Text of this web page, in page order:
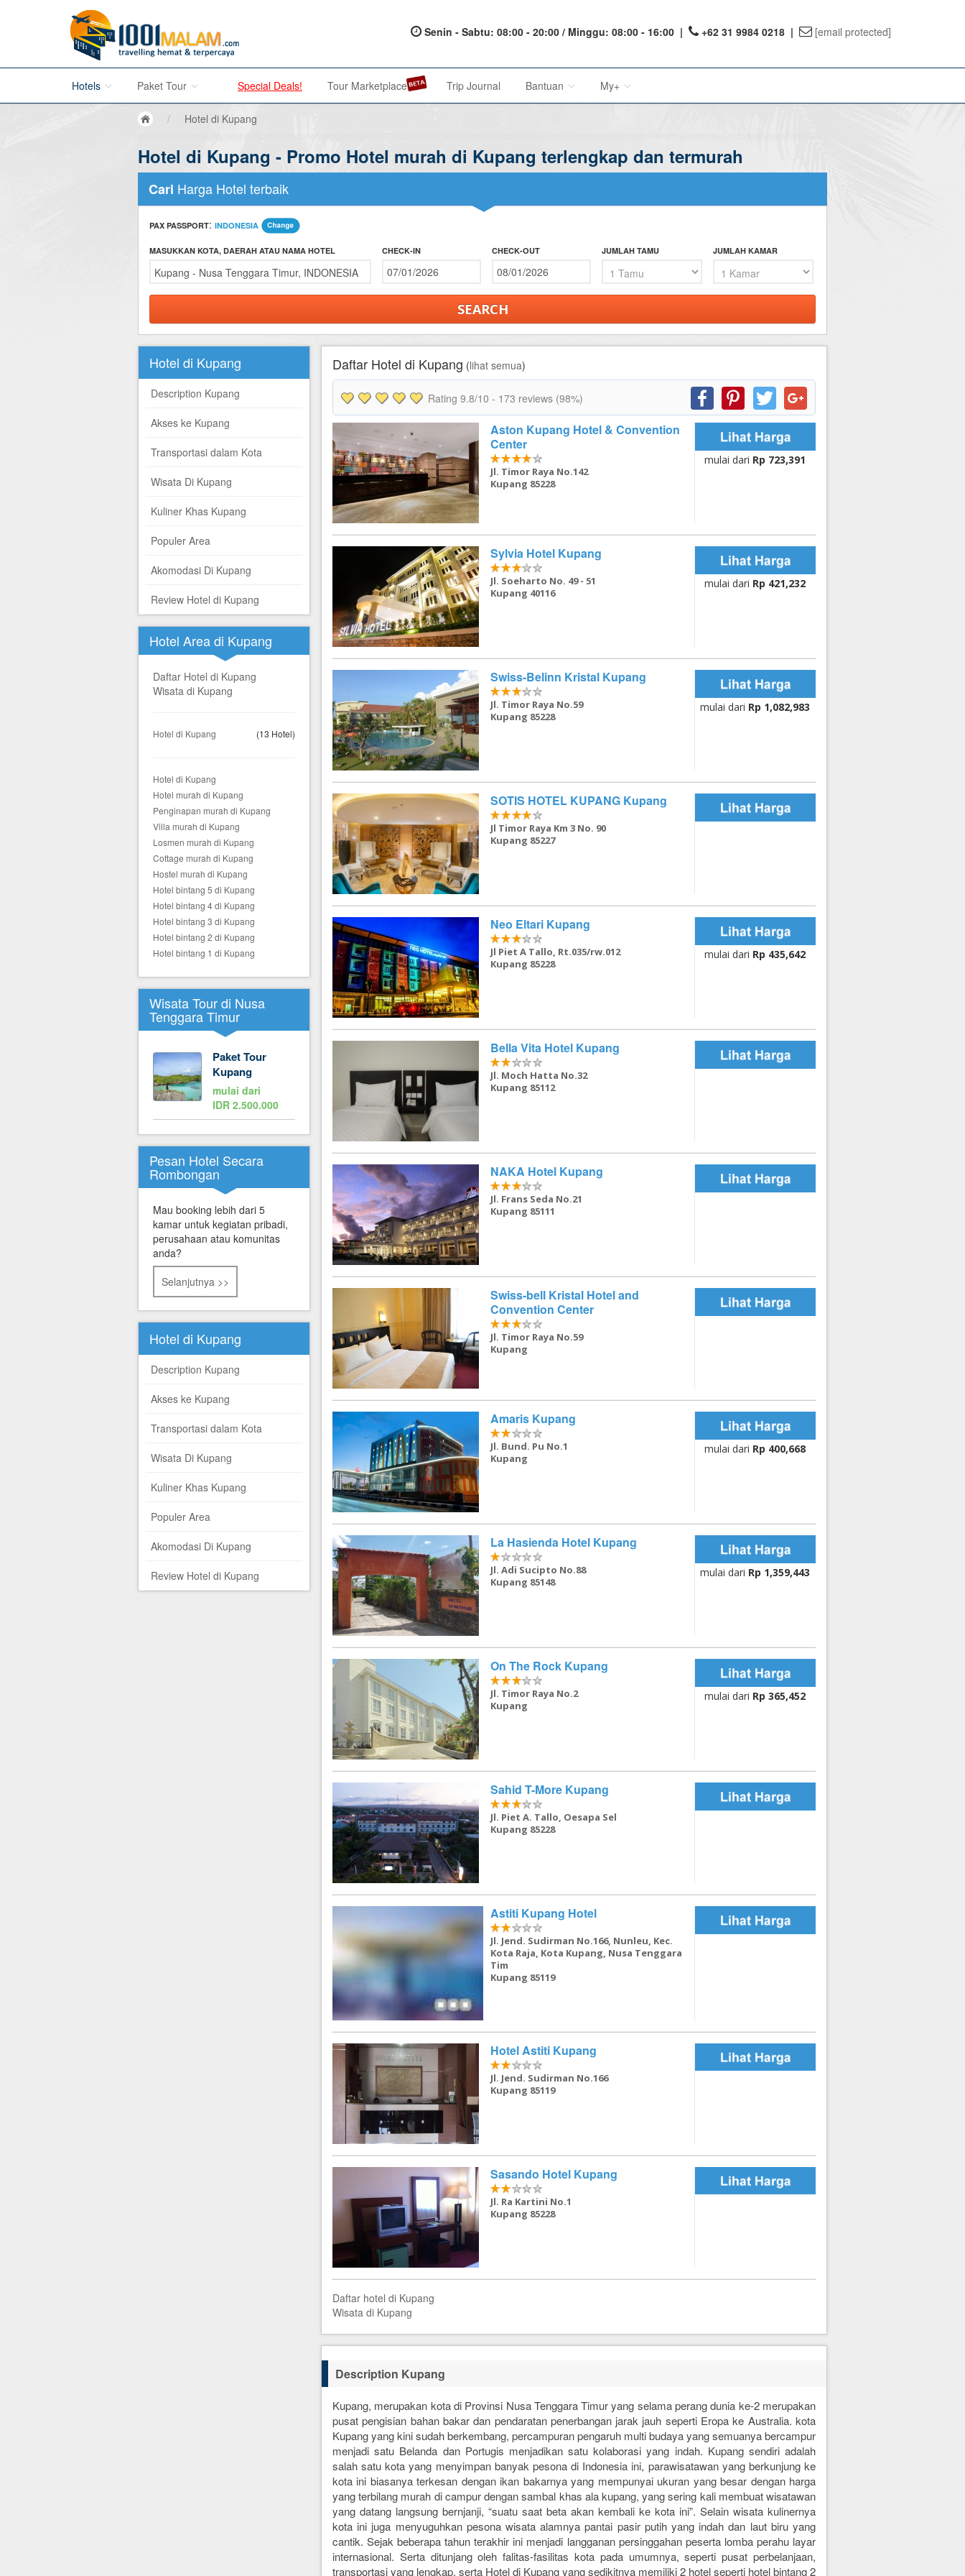
Senin - Sabtu: 08:00 - 20:00 / Minggu: 08:00 - 16:00 | +62 31 9984 0218 | [email protected]
Hotels
Hotel di Bandung
Hotel di Yogyakarta
Hotel di Solo (Surakarta)
Hotel di Semarang
Paket Tour
Promo Paket Tour Wisata
Tour di Bromo
Tour di Banyuwangi
Tour di Bali
Tour di Yogya
Tour di Komodo
Tour di Lombok
Tour di Flores
Tour di Danau Toba, Medan
Tour di Singapore
Special Deals! Tour Marketplace Trip Journal Bantuan
About Us
Terms of Service
Karir@1001malam
Saran & Keluhan
FAQ
My+
My Account
Affiliate Reward
/ Hotel di Kupang
Hotel di Kupang - Promo Hotel murah di Kupang terlengkap dan termurah
Cari Harga Hotel terbaik
PAX PASSPORT: INDONESIA
MASUKKAN KOTA, DAERAH ATAU NAMA HOTEL CHECK-IN CHECK-OUT JUMLAH TAMU JUMLAH KAMAR
Hotel di Kupang
Description Kupang
Akses ke Kupang
Transportasi dalam Kota
Wisata Di Kupang
Kuliner Khas Kupang
Populer Area
Akomodasi Di Kupang
Review Hotel di Kupang
Hotel Area di Kupang
Daftar Hotel di Kupang
Wisata di Kupang
Hotel di Kupang (13 Hotel)
Hotel di Kupang
Hotel murah di Kupang
Penginapan murah di Kupang
Villa murah di Kupang
Losmen murah di Kupang
Cottage murah di Kupang
Hostel murah di Kupang
Hotel bintang 5 di Kupang
Hotel bintang 4 di Kupang
Hotel bintang 3 di Kupang
Hotel bintang 2 di Kupang
Hotel bintang 1 di Kupang
Wisata Tour di Nusa
Tenggara Timur
Paket Tour
Kupang
mulai dari
IDR 2.500.000
Pesan Hotel Secara
Rombongan
Mau booking lebih dari 5
kamar untuk kegiatan pribadi,
perusahaan atau komunitas
anda?
Selanjutnya >>
Hotel di Kupang
Description Kupang
Akses ke Kupang
Transportasi dalam Kota
Wisata Di Kupang
Kuliner Khas Kupang
Populer Area
Akomodasi Di Kupang
Review Hotel di Kupang
Daftar Hotel di Kupang (lihat semua)
Rating 9.8/10 - 173 reviews (98%)
Aston Kupang Hotel & Convention
Center
Jl. Timor Raya No.142
Kupang 85228
mulai dari Rp 723,391
Sylvia Hotel Kupang
Jl. Soeharto No. 49 - 51
Kupang 40116
mulai dari Rp 421,232
Swiss-Belinn Kristal Kupang
Jl. Timor Raya No.59
Kupang 85228
mulai dari Rp 1,082,983
SOTIS HOTEL KUPANG Kupang
Jl Timor Raya Km 3 No. 90
Kupang 85227
Neo Eltari Kupang
Jl Piet A Tallo, Rt.035/rw.012
Kupang 85228
mulai dari Rp 435,642
Bella Vita Hotel Kupang
Jl. Moch Hatta No.32
Kupang 85112
NAKA Hotel Kupang
Jl. Frans Seda No.21
Kupang 85111
Swiss-bell Kristal Hotel and
Convention Center
Jl. Timor Raya No.59
Kupang
Amaris Kupang
Jl. Bund. Pu No.1
Kupang
mulai dari Rp 400,668
La Hasienda Hotel Kupang
Jl. Adi Sucipto No.88
Kupang 85148
mulai dari Rp 1,359,443
On The Rock Kupang
Jl. Timor Raya No.2
Kupang
mulai dari Rp 365,452
Sahid T-More Kupang
Jl. Piet A. Tallo, Oesapa Sel
Kupang 85228
Astiti Kupang Hotel
Jl. Jend. Sudirman No.166, Nunleu, Kec.
Kota Raja, Kota Kupang, Nusa Tenggara
Tim
Kupang 85119
Hotel Astiti Kupang
Jl. Jend. Sudirman No.166
Kupang 85119
Sasando Hotel Kupang
Jl. Ra Kartini No.1
Kupang 85228
Daftar hotel di Kupang
Wisata di Kupang
Description Kupang
Kupang, merupakan kota di Provinsi Nusa Tenggara Timur yang selama perang dunia ke-2 merupakan
pusat pengisian bahan bakar dan pendaratan penerbangan jarak jauh seperti Eropa ke Australia. kota
Kupang yang kini sudah berkembang, percampuran pengaruh multi budaya yang semuanya bercampur
menjadi satu Belanda dan Portugis menjadikan satu kolaborasi yang indah. Kupang sendiri adalah
salah satu kota yang menyimpan banyak pesona di Indonesia ini, parawisatawan yang berkunjung ke
kota ini biasanya terkesan dengan ikan bakarnya yang mempunyai ukuran yang besar dengan harga
yang terbilang murah di campur dengan sambal khas ala kupang, yang sering kali membuat wisatawan
yang datang langsung bernjanji, “suatu saat beta akan kembali ke kota ini”. Selain wisata kulinernya
kota ini juga menyuguhkan pesona wisata alamnya pantai pasir putih yang indah dan laut biru yang
cantik. Sejak beberapa tahun terakhir ini menjadi langganan persinggahan peserta lomba perahu layar
internasional. Serta ditunjang oleh falitas-fasilitas kota pada umumnya, seperti pusat perbelanjaan,
transportasi yang lengkap, serta Hotel di Kupang yang sedikitnya memiliki 2 hotel seperti hotel bintang 2